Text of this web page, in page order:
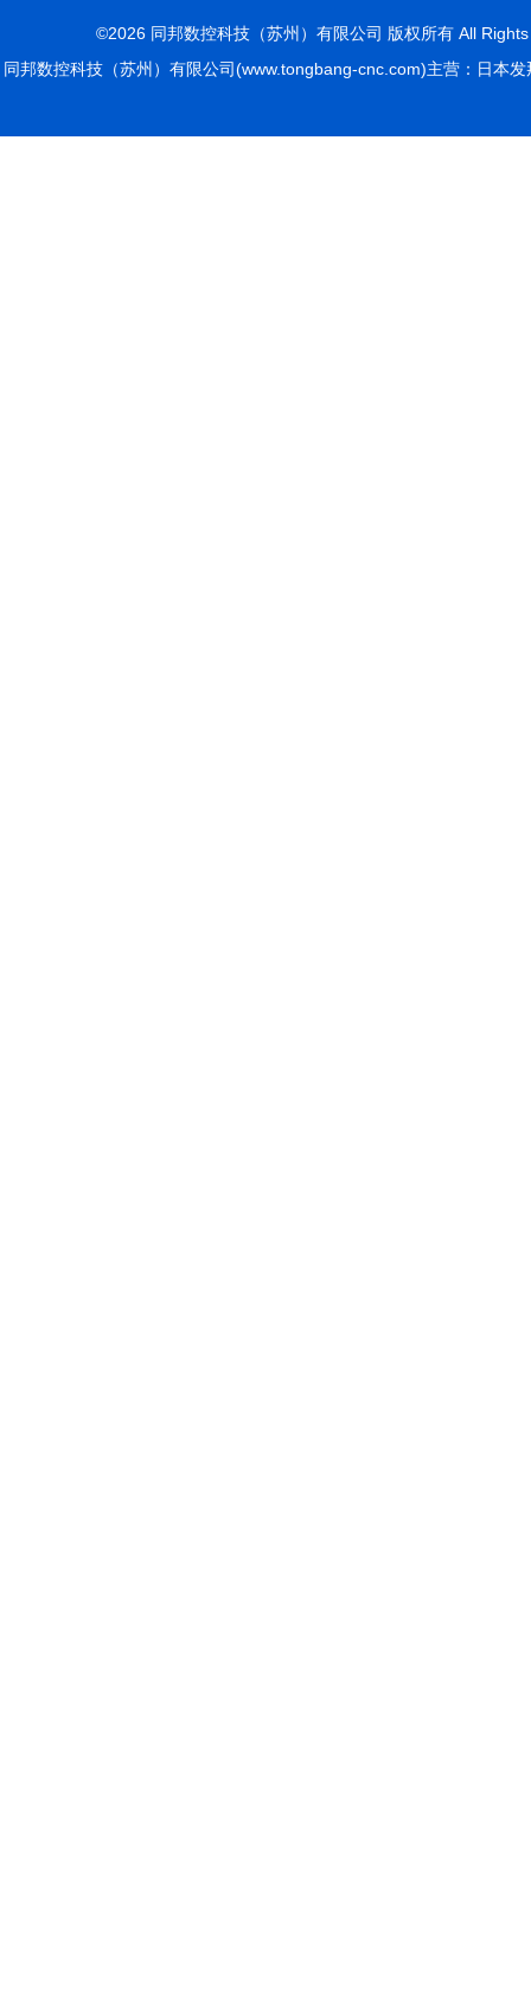
©2026 同邦数控科技（苏州）有限公司 版权所有 All
同邦数控科技（苏州）有限公司(www.tongbang-cnc.com)主营：日本